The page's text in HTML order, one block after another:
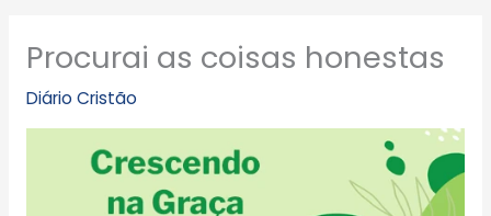
Procurai as coisas honestas
Diário Cristão